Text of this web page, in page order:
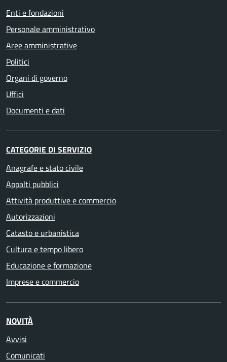
Enti e fondazioni
Personale amministrativo
Aree amministrative
Politici
Organi di governo
Uffici
Documenti e dati
CATEGORIE DI SERVIZIO
Anagrafe e stato civile
Appalti pubblici
Attività produttive e commercio
Autorizzazioni
Catasto e urbanistica
Cultura e tempo libero
Educazione e formazione
Imprese e commercio
NOVITÀ
Avvisi
Comunicati